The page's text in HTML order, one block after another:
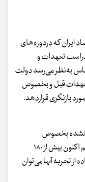
ایران که دردوره‌های
تعهدات و
به‌نظر می‌رسد دولت
قبل و بخصوص
بازنگری قراردهد.
نشده بخصوص
درسیاست‌های پولی بسیارخطرناک است. هم اکنون بیش از ۱۸۰
از تجربه آنها می‌توان